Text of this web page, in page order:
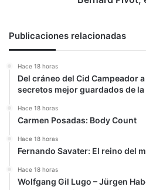
Publicaciones relacionadas
Hace 18 horas
Del cráneo del Cid Campeador
secretos mejor guardados de la
Hace 18 horas
Carmen Posadas: Body Count
Hace 18 horas
Fernando Savater: El reino del
Hace 18 horas
Wolfgang Gil Lugo – Jürgen